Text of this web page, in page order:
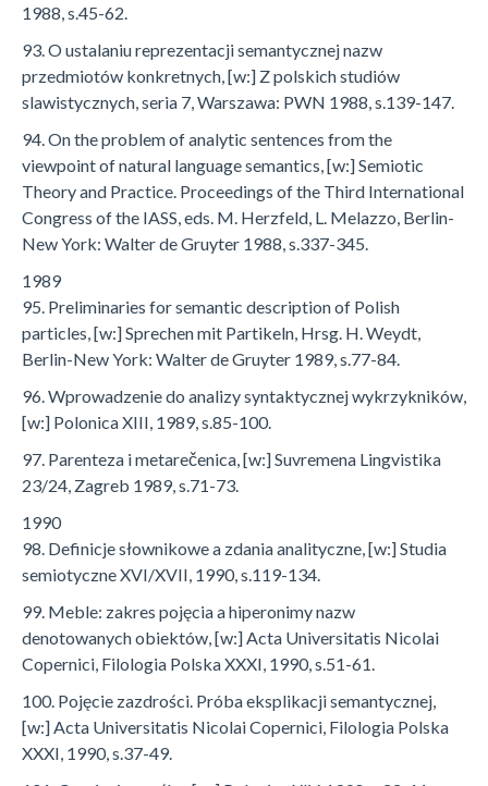
1988, s.45-62.
93. O ustalaniu reprezentacji semantycznej nazw
przedmiotów konkretnych, [w:] Z polskich studiów
slawistycznych, seria 7, Warszawa: PWN 1988, s.139-147.
94. On the problem of analytic sentences from the
viewpoint of natural language semantics, [w:] Semiotic
Theory and Practice. Proceedings of the Third International
Congress of the IASS, eds. M. Herzfeld, L. Melazzo, Berlin-
New York: Walter de Gruyter 1988, s.337-345.
1989
95. Preliminaries for semantic description of Polish
particles, [w:] Sprechen mit Partikeln, Hrsg. H. Weydt,
Berlin-New York: Walter de Gruyter 1989, s.77-84.
96. Wprowadzenie do analizy syntaktycznej wykrzykników,
[w:] Polonica XIII, 1989, s.85-100.
97. Parenteza i metarečenica, [w:] Suvremena Lingvistika
23/24, Zagreb 1989, s.71-73.
1990
98. Definicje słownikowe a zdania analityczne, [w:] Studia
semiotyczne XVI/XVII, 1990, s.119-134.
99. Meble: zakres pojęcia a hiperonimy nazw
denotowanych obiektów, [w:] Acta Universitatis Nicolai
Copernici, Filologia Polska XXXI, 1990, s.51-61.
100. Pojęcie zazdrości. Próba eksplikacji semantycznej,
[w:] Acta Universitatis Nicolai Copernici, Filologia Polska
XXXI, 1990, s.37-49.